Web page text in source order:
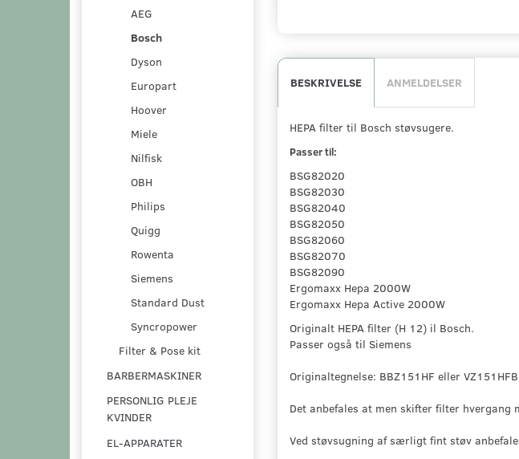
AEG
Bosch
Dyson
Europart
Hoover
Miele
Nilfisk
OBH
Philips
Quigg
Rowenta
Siemens
Standard Dust
Syncropower
Filter & Pose kit
BARBERMASKINER
PERSONLIG PLEJE
KVINDER
EL-APPARATER
BESKRIVELSE ANMELDELSER
HEPA filter til Bosch støvsugere.
Passer til:
BSG82020
BSG82030
BSG82040
BSG82050
BSG82060
BSG82070
BSG82090
Ergomaxx Hepa 2000W
Ergomaxx Hepa Active 2000W
Originalt HEPA filter (H 12) il Bosch.
Passer også til Siemens
Originaltegnelse: BBZ151HF eller VZ151HFB
Det anbefales at men skifter filter
Ved støvsugning af særligt fint støv